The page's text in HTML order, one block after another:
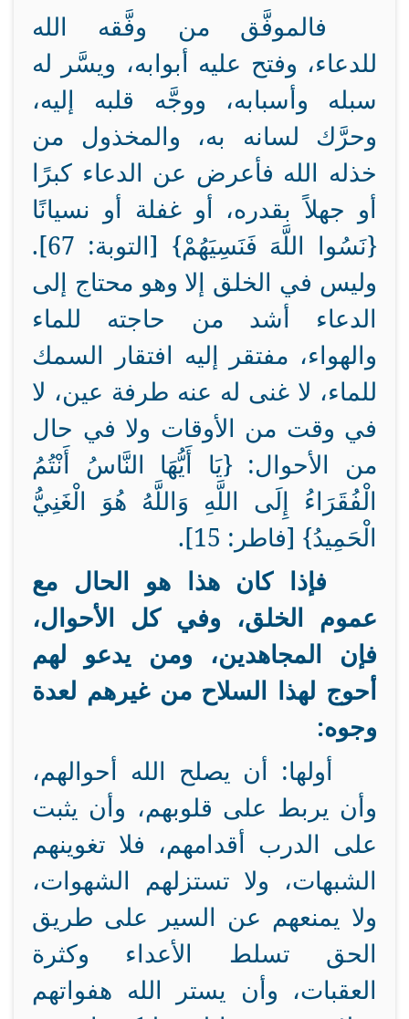
فالموفَّق من وفَّقه الله
للدعاء، وفتح عليه أبوابه، ويسَّر له
سبله وأسبابه، ووجَّه قلبه إليه،
وحرَّك لسانه به، والمخذول من
خذله الله فأعرض عن الدعاء كبرًا
أو جهلاً بقدره، أو غفلة أو نسيانًا
{
نَسُوا اللَّهَ فَنَسِيَهُمْ} [التوبة: 67].
وليس في الخلق إلا وهو محتاج إلى
الدعاء أشد من حاجته للماء
والهواء، مفتقر إليه افتقار السمك
للماء، لا غنى له عنه طرفة عين، لا
في وقت من الأوقات ولا في حال
من الأحوال: {يَا أَيُّهَا النَّاسُ أَنْتُمُ
الْفُقَرَاءُ إِلَى اللَّهِ وَاللَّهُ هُوَ الْغَنِيُّ
الْحَمِيدُ} [فاطر: 15].
فإذا كان هذا هو الحال مع
عموم الخلق، وفي كل الأحوال،
فإن المجاهدين، ومن يدعو لهم
أحوج لهذا السلاح من غيرهم لعدة
وجوه:
أولها: أن يصلح الله أحوالهم،
وأن يربط على قلوبهم، وأن يثبت
على الدرب أقدامهم، فلا تغوينهم
الشبهات، ولا تستزلهم الشهوات،
ولا يمنعهم عن السير على طريق
الحق تسلط الأعداء وكثرة
العقبات، وأن يستر الله هفواتهم